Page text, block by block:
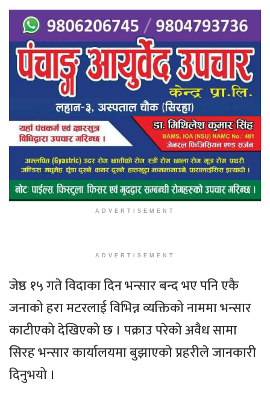
ADVERTISEMENT
ADVERTISEMENT
जेष्ठ १५ गते विदाका दिन भन्सार बन्द भए पनि एकै
जनाको हरा मटरलाई विभिन्न व्यक्तिको नाममा भन्सार
काटीएको देखिएको छ । पक्राउ परेको अवैध सामा
सिरह भन्सार कार्यालयमा बुझाएको प्रहरीले जानकारी
दिनुभयो ।